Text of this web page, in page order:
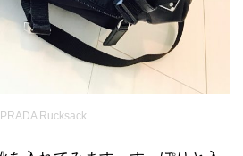
PRADA Rucksack